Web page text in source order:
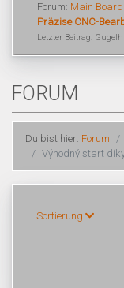
Forum: Main Board
Präzise CNC-
Letzter Beitrag:
FORUM
Du bist hier: Forum
Výhodný start
Sortierung